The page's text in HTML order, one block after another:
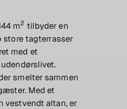
m2 tilbyder en
store tagterrasser
med et
smelter sammen
Med et
vestvendt altan, er